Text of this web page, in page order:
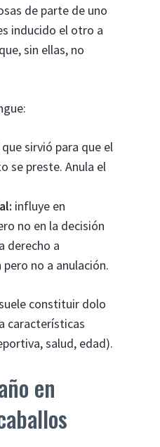
de parte de uno
inducido el otro a
que, sin ellas, no
que sirvió para que el
se preste. Anula el
influye en
no en la decisión
derecho a
no a anulación.
constituir dolo
características
salud, edad).
en